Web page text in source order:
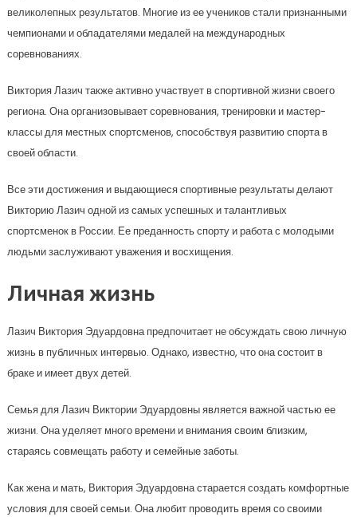
великолепных результатов. Многие из ее учеников стали признанными
чемпионами и обладателями медалей на международных
соревнованиях.
Виктория Лазич также активно участвует в спортивной жизни своего
региона. Она организовывает соревнования, тренировки и мастер-
классы для местных спортсменов, способствуя развитию спорта в
своей области.
Все эти достижения и выдающиеся спортивные результаты делают
Викторию Лазич одной из самых успешных и талантливых
спортсменок в России. Ее преданность спорту и работа с молодыми
людьми заслуживают уважения и восхищения.
Личная жизнь
Лазич Виктория Эдуардовна предпочитает не обсуждать свою личную
жизнь в публичных интервью. Однако, известно, что она состоит в
браке и имеет двух детей.
Семья для Лазич Виктории Эдуардовны является важной частью ее
жизни. Она уделяет много времени и внимания своим близким,
стараясь совмещать работу и семейные заботы.
Как жена и мать, Виктория Эдуардовна старается создать комфортные
условия для своей семьи. Она любит проводить время со своими